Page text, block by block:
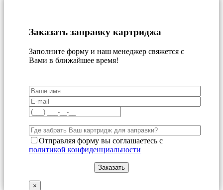
Заказать заправку картриджа
Заполните форму и наш менеджер свяжется с
Вами в ближайшее время!
Отправляя форму вы соглашаетесь с
политикой конфиденциальности
×